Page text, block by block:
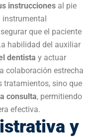
instrucciones al pie
instrumental
que el paciente
habilidad del auxiliar
dentista y actuar
colaboración estrecha
tratamientos, sino que
consulta, permitiendo
efectiva.
y